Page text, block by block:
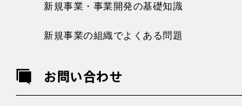
新規事業・事業開発の基礎知識
新規事業の組織でよくある問題
お問い合わせ